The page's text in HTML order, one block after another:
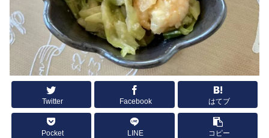
Twitter Facebook はてブ
Pocket LINE コピー